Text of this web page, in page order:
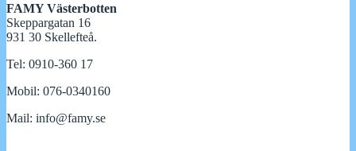
FAMY Västerbotten
Skeppargatan 16
931 30 Skellefteå.
Tel: 0910-360 17
Mobil: 076-0340160
Mail: info@famy.se